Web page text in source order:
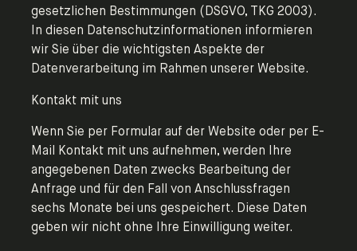
gesetzlichen Bestimmungen (DSGVO, TKG 2003).
In diesen Datenschutzinformationen informieren
wir Sie über die wichtigsten Aspekte der
Datenverarbeitung im Rahmen unserer Website.
Kontakt mit uns
Wenn Sie per Formular auf der Website oder per E-
Mail Kontakt mit uns aufnehmen, werden Ihre
angegebenen Daten zwecks Bearbeitung der
Anfrage und für den Fall von Anschlussfragen
sechs Monate bei uns gespeichert. Diese Daten
geben wir nicht ohne Ihre Einwilligung weiter.